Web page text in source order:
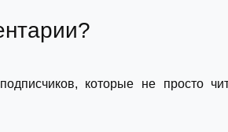
которые не просто